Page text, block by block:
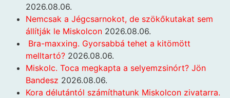
2026.08.06.
Nemcsak a Jégcsarnokot, de szökőkutakat sem
állítják le Miskolcon 2026.08.06.
Bra-maxxing. Gyorsabbá tehet a kitömött
melltartó? 2026.08.06.
Miskolc. Toca megkapta a selyemzsinórt? Jön
Bandesz 2026.08.06.
Kora délutántól számíthatunk Miskolcon zivatarra.